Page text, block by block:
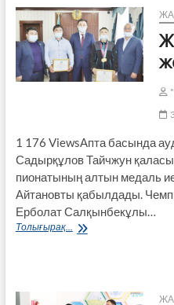
эпидемиологиялық
жағдай
1 176 ViewsАпта басында
Садырқұлов Тайчжун
пионатының алтын медаль
Айта­новты қабылдады.
Ерболат Салқынбекұлы…
Толығырақ...
Жас